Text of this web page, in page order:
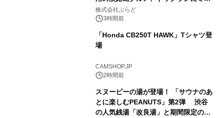
プール グランピングとトレーラーハウ
スの2施設で
株式会社ぷらど
3時間前
「Honda CB250T HAWK」Tシャツ登
場
CAMSHOP.JP
2時間前
スヌーピーの湯が登場！ 「サウナのあ
とに楽しむPEANUTS」第2弾 渋谷
の人気銭湯「改良湯」と期間限定のコ